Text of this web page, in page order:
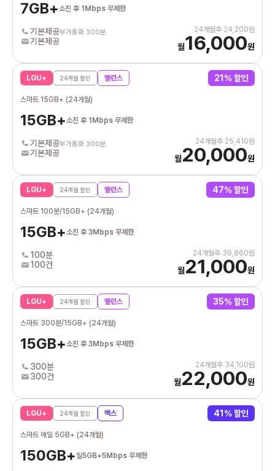
7GB+소진 후 1Mbps 무제한
기본제공부가통화 300분
기본제공
24개월후 24,200원
월16,000원
LGU+ 24개월 할인 밸런스 21 % 할인
스마트 15GB+ (24개월)
15GB+소진 후 1Mbps 무제한
기본제공부가통화 300분
기본제공
24개월후 25,410원
월20,000원
LGU+ 24개월 할인 밸런스 47% 할인
스마트 100분/15GB+ (24개월)
15GB+소진 후 3Mbps 무제한
100분
100건
24개월후 39,860원
월21,000원
LGU+ 24개월 할인 밸런스 35% 할인
스마트 300분/15GB+ (24개월)
15GB+소진 후 3Mbps 무제한
300분
300건
24개월후 34,100원
월22,000원
LGU+ 24개월 할인 맥스 41 % 할인
스마트 매일 5GB+ (24개월)
150GB+ 일5GB+5Mbps 무제한